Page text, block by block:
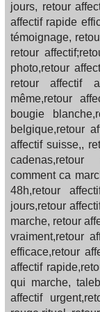
jours, retour
affectif rapide
témoignage,
retour
photo,retour
retour affectif
même,retour
bougie
belgique,retour
affectif suisse,,
cadenas,retour
comment ca
48h,retour
jours,retour
marche, retour
vraiment,retour
efficace,retour
affectif
qui marche,
affectif